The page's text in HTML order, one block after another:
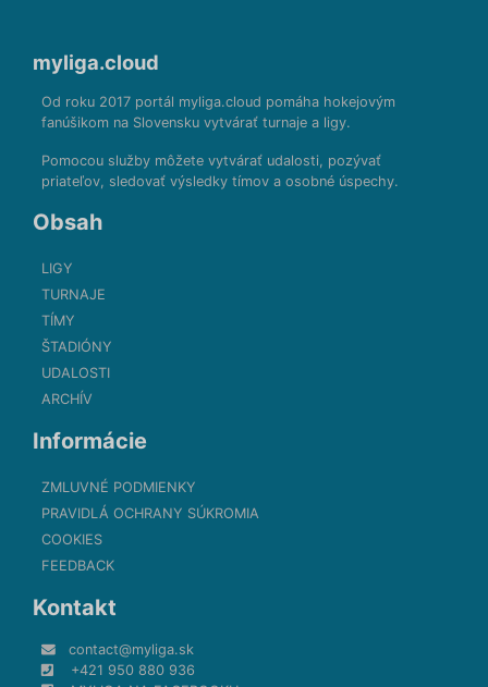
myliga.cloud
Od roku 2017 portál myliga.cloud pomáha hokejovým
fanúšikom na Slovensku vytvárať turnaje a ligy.
Pomocou služby môžete vytvárať udalosti, pozývať
priateľov, sledovať výsledky tímov a osobné úspechy.
Obsah
LIGY
TURNAJE
TÍMY
ŠTADIÓNY
UDALOSTI
ARCHÍV
Informácie
ZMLUVNÉ PODMIENKY
PRAVIDLÁ OCHRANY SÚKROMIA
COOKIES
FEEDBACK
Kontakt
contact@myliga.sk
+421 950 880 936